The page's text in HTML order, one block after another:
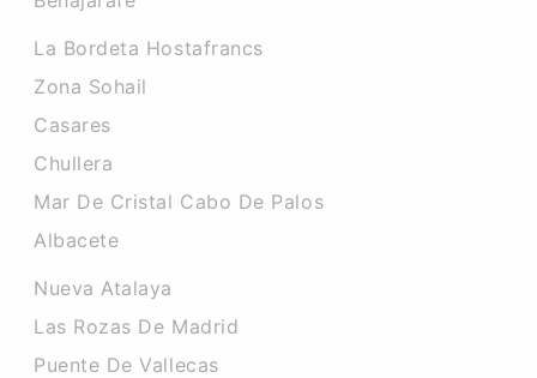
La Bordeta Hostafrancs
Zona Sohail
Casares
Chullera
Mar De Cristal Cabo De Palos
Albacete
Nueva Atalaya
Las Rozas De Madrid
Puente De Vallecas